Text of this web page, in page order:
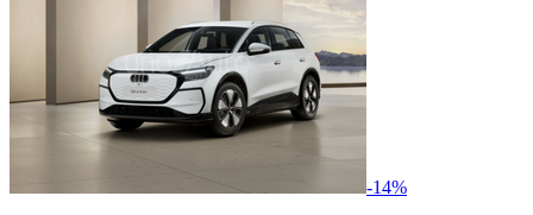
-14%